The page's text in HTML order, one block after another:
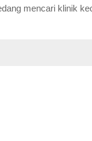
mencari klinik